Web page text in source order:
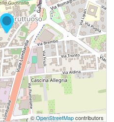
©OpenStreetMapcontributors